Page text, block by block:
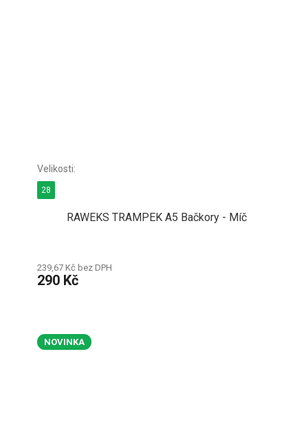
RAWEKS TRAMPEK A5 Bačkory - Míč
239,67 Kč bez DPH
290 Kč
28
NOVINKA